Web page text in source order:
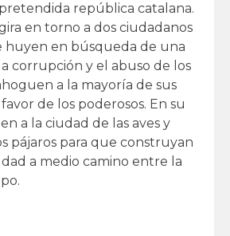
república catalana.
en torno a dos ciudadanos
huyen en búsqueda de una
corrupción y el abuso de los
a la mayoría de sus
de los poderosos. En su
a la ciudad de las aves y
pájaros para que construyan
a medio camino entre la